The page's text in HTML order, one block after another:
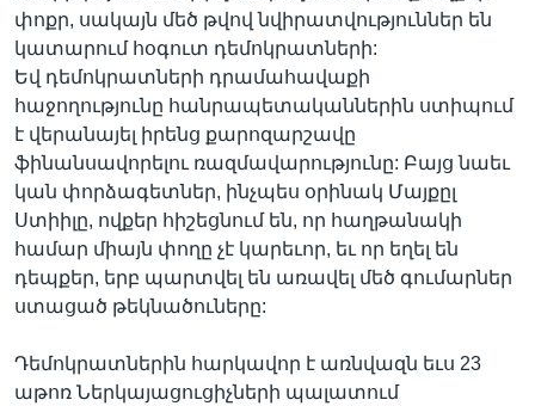
փոքր, սակայն մեծ թվով նվիրատվություններ են
կատարում հօգուտ դեմոկրատների:
Եվ դեմոկրատների դրամահավաքի
հաջողությունը հանրապետականներին ստիպում
է վերանայել իրենց քարոզարշավը
ֆինանսավորելու ռազմավարությունը: Բայց նաեւ
կան փորձագետներ, ինչպես օրինակ Մայքըլ
Ստիիլը, ովքեր հիշեցնում են, որ հաղթանակի
համար միայն փողը չէ կարեւոր, եւ որ եղել են
դեպքեր, երբ պարտվել են առավել մեծ գումարներ
ստացած թեկնածուները:
Դեմոկրատներին հարկավոր է առնվազն եւս 23
աթոռ Ներկայացուցիչների պալատում